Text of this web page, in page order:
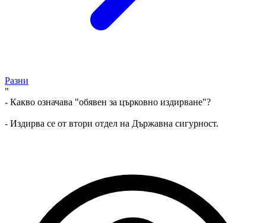
Разни
"
- Какво означава "обявен за църковно издирване"?
- Издирва се от втори отдел на Държавна сигурност.